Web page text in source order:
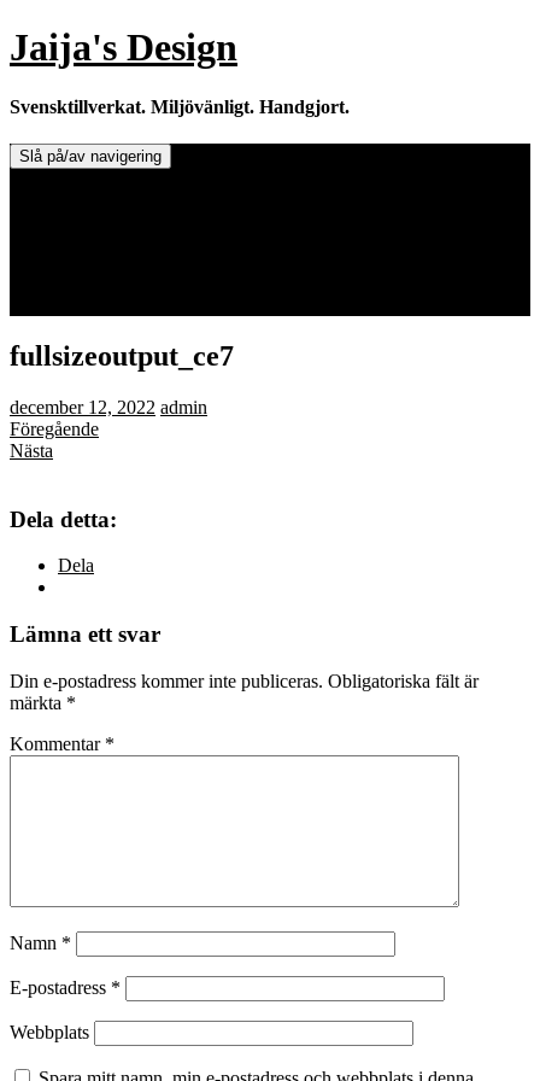
Hoppa
till
Jaija's Design
Svensktillverkat. Miljövänligt. Handgjort.
Slå på/av navigering
fullsizeoutput_ce7
december 12, 2022 admin
Föregående
Nästa
Dela detta:
Dela
Lämna ett svar
Din e-postadress kommer inte publiceras. Obligatoriska fält är
märkta *
Kommentar *
Namn *
E-postadress *
Webbplats